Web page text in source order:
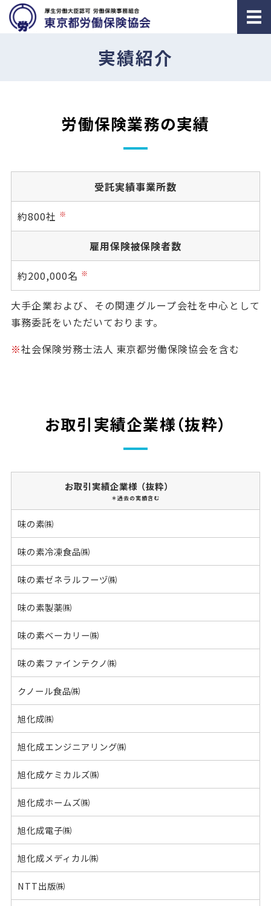
実績紹介
労働保険業務の実績
受託実績事業所数
約800社 ※
雇用保険被保険者数
約200,000名 ※
大手企業および、その関連グループ会社を中心として
事務委託をいただいております。
※社会保険労務士法人 東京都労働保険協会を含む
お取引実績企業様（抜粋）
お取引実績企業様（抜粋）
＊過去の実績含む
味の素㈱
味の素冷凍食品㈱
味の素ゼネラルフーヅ㈱
味の素製薬㈱
味の素ベーカリー㈱
味の素ファインテクノ㈱
クノール食品㈱
旭化成㈱
旭化成エンジニアリング㈱
旭化成ケミカルズ㈱
旭化成ホームズ㈱
旭化成電子㈱
旭化成メディカル㈱
NTT出版㈱